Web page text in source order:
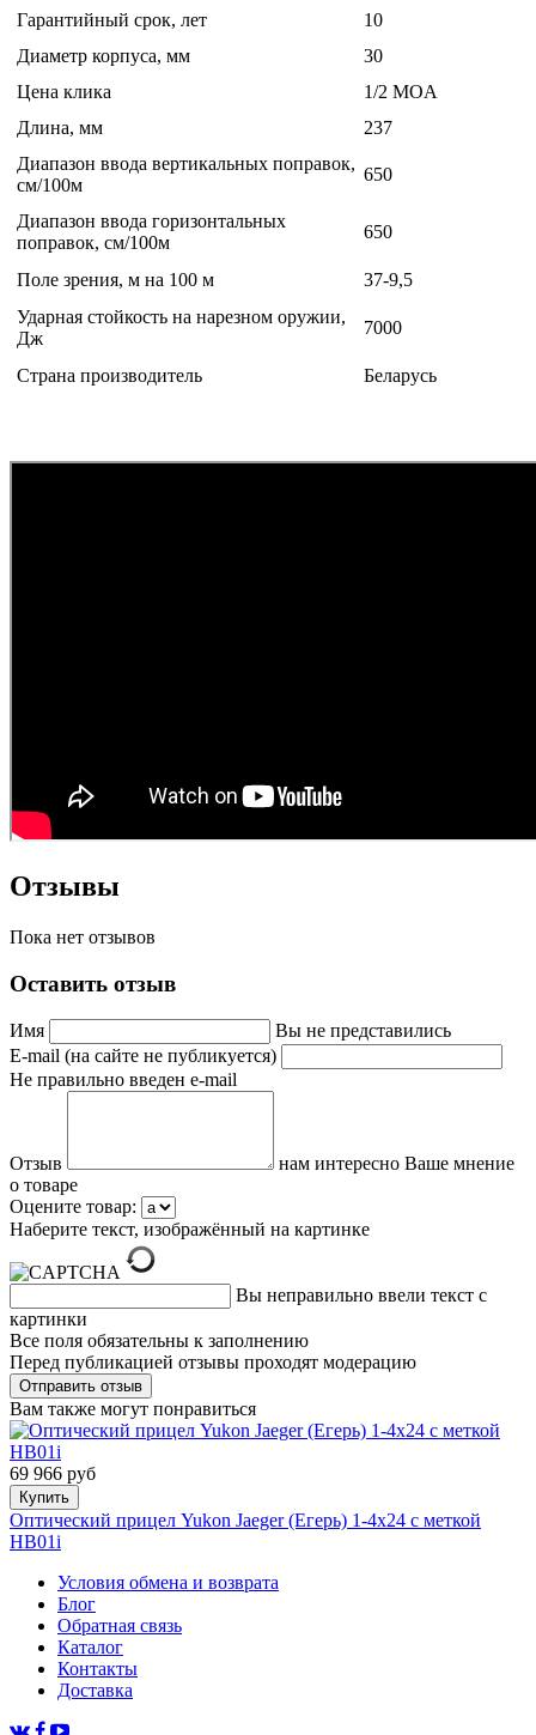
Гарантийный срок, лет
10
Диаметр корпуса, мм
30
Цена клика
1/2 MOA
Длина, мм
237
Диапазон ввода вертикальных поправок,
см/100м
650
Диапазон ввода горизонтальных
поправок, см/100м
650
Поле зрения, м на 100 м
37-9,5
Ударная стойкость на нарезном оружии,
Дж
7000
Страна производитель Беларусь
Отзывы
Пока нет отзывов
Оставить отзыв
Имя
Вы не представились
E-mail (на сайте не публикуется)
Не правильно введен e-mail
Отзыв
нам интересно Ваше мнение
о товаре
Оцените товар:
Наберите текст, изображённый на картинке
Вы неправильно ввели текст с
картинки
Все поля обязательны к заполнению
Перед публикацией отзывы проходят модерацию
Вам также могут понравиться
69 966 руб
Купить
Оптический прицел Yukon Jaeger (Егерь) 1-4х24 с меткой
HB01i
Условия обмена и возврата
Блог
Обратная связь
Каталог
Контакты
Доставка